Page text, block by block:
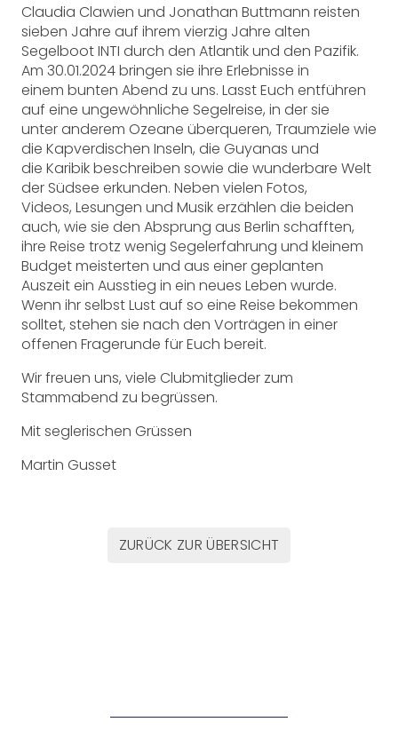
Claudia Clawien und Jonathan Buttmann reisten
sieben Jahre auf ihrem vierzig Jahre alten
Segelboot INTI durch den Atlantik und den Pazifik.
Am 30.01.2024 bringen sie ihre Erlebnisse in
einem bunten Abend zu uns. Lasst Euch entführen
auf eine ungewöhnliche Segelreise, in der sie
unter anderem Ozeane überqueren, Traumziele wie
die Kapverdischen Inseln, die Guyanas und
die Karibik beschreiben sowie die wunderbare Welt
der Südsee erkunden. Neben vielen Fotos,
Videos, Lesungen und Musik erzählen die beiden
auch, wie sie den Absprung aus Berlin schafften,
ihre Reise trotz wenig Segelerfahrung und kleinem
Budget meisterten und aus einer geplanten
Auszeit ein Ausstieg in ein neues Leben wurde.
Wenn ihr selbst Lust auf so eine Reise bekommen
solltet, stehen sie nach den Vorträgen in einer
offenen Fragerunde für Euch bereit.
Wir freuen uns, viele Clubmitglieder zum
Stammabend zu begrüssen.
Mit seglerischen Grüssen
Martin Gusset
ZURÜCK ZUR ÜBERSICHT